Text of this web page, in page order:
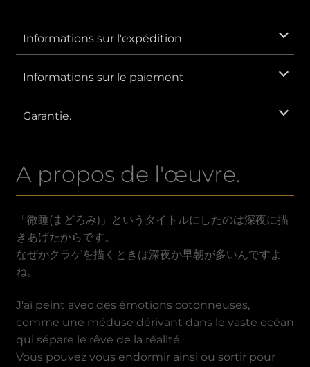
IDR
KRW
MXN
Riyal saoudien
Dong vietnamien
Informations sur l'expédition
Informations sur le paiement
Garantie.
A propos de l'œuvre.
「微睡(まどろみ)」というタイトルにしたのは深夜に描
きあげたからです。
なぜかクラゲを描くときは深夜か早朝が多いんですよ
ね。
J'ai peint avec des émotions cotonneuses,
comme une méduse dérivant dans le vaste océan
qui sépare le rêve de la réalité.
Vous pouvez vous endormir ainsi ou sortir pour